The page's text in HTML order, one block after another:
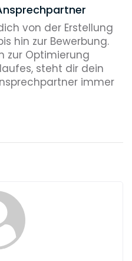
von der Erstellung
hin zur Bewerbung.
zur Optimierung
steht dir dein
immer